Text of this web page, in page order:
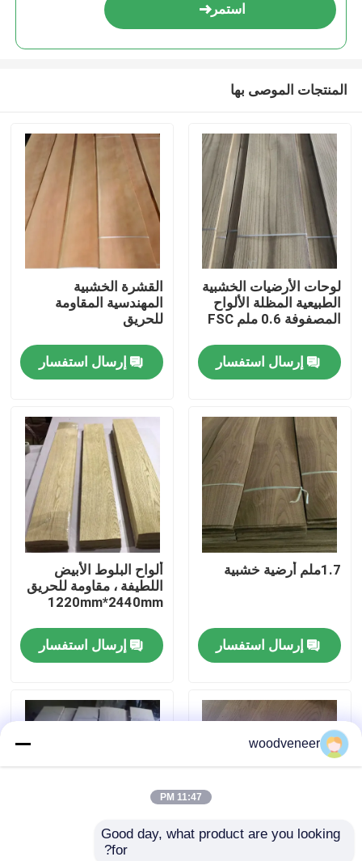
منتجات
معلومات عنا
جولة في المعمل
اتصل بنا
اطلب اقتباس
قشرة الخشب الطبيعي
استمر
المنتجات الموصى بها
لوحات الأرضيات الخشبية
الطبيعية المظلة الألواح
المصفوفة 0.6 ملم FSC
إرسال استفسار
القشرة الخشبية
المهندسية المقاومة
للحريق
إرسال استفسار
1.7ملم أرضية خشبية
إرسال استفسار
ألواح البلوط الأبيض
اللطيفة ، مقاومة للحريق
1220mm*2440mm
إرسال استفسار
E1 E2 أرضية خشبية
woodveneer
11:47 PM
Good day, what product are you looking
for?